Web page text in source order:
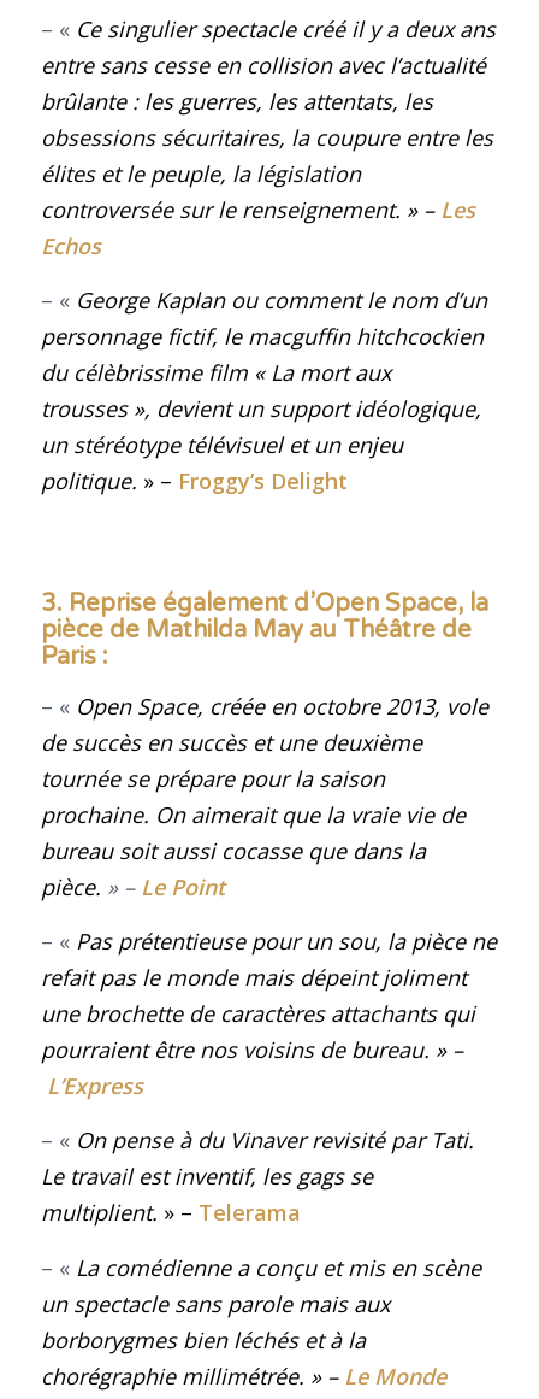
– « Ce singulier spectacle créé il y a deux ans
entre sans cesse en collision avec l’actualité
brûlante : les guerres, les attentats, les
obsessions sécuritaires, la coupure entre les
élites et le peuple, la législation
controversée sur le renseignement. » – Les
Echos
– « George Kaplan ou comment le nom d’un
personnage fictif, le macguffin hitchcockien
du célèbrissime film « La mort aux
trousses », devient un support idéologique,
un stéréotype télévisuel et un enjeu
politique. » – Froggy’s Delight
3. Reprise également d’Open Space, la
pièce de Mathilda May au Théâtre de
Paris :
– « Open Space, créée en octobre 2013, vole
de succès en succès et une deuxième
tournée se prépare pour la saison
prochaine. On aimerait que la vraie vie de
bureau soit aussi cocasse que dans la
pièce. » – Le Point
– « Pas prétentieuse pour un sou, la pièce ne
refait pas le monde mais dépeint joliment
une brochette de caractères attachants qui
pourraient être nos voisins de bureau. » –
L’Express
– « On pense à du Vinaver revisité par Tati.
Le travail est inventif, les gags se
multiplient. » – Telerama
– « La comédienne a conçu et mis en scène
un spectacle sans parole mais aux
borborygmes bien léchés et à la
chorégraphie millimétrée. » – Le Monde